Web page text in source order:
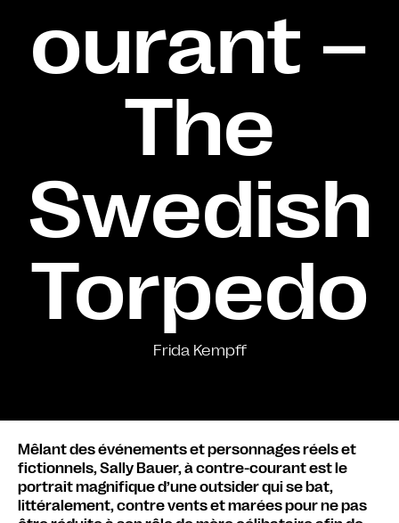
ourant –
The
Swedish
Torpedo
Frida Kempff
Mêlant des événements et personnages réels et
fictionnels, Sally Bauer, à contre-courant est le
portrait magnifique d’une outsider qui se bat,
littéralement, contre vents et marées pour ne pas